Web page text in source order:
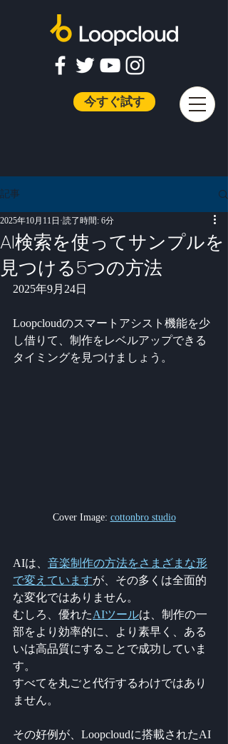
今すぐ試す
記事
AI検索を使ってサンプルを
見つける5つの方法
2025年10月11日 読了時間: 6分
2025年9月24日
Loopcloudのスマートアシスト機能を少
し借りて、制作をレベルアップできる
タイミングを見つけましょう。
Cover Image: cottonbro studio
AIは、 音楽制作の方法をさまざまな形
で変えていますが、その多くは全面的
な変化ではありません。
むしろ、優れたAIツールは、制作の一
部をより効率的に、より素早く、ある
いは高品質にすることで成功していま
す。
すべてを丸ごと代行するわけではあり
ません。
その好例が、Loopcloudに搭載されたAI